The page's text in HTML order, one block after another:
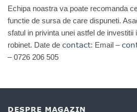
Echipa noastra va poate recomanda
functie de sursa de care dispuneti.
sfatul in privinta unei astfel de investitii
robinet. Date de contact: Email –
– 0726 206 505
DESPRE MAGAZIN